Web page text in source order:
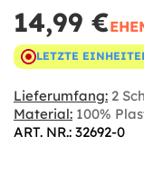
14,99 €
LETZTE
Lieferumfang: 2
Material: 100%
ART. NR.: 32692-0